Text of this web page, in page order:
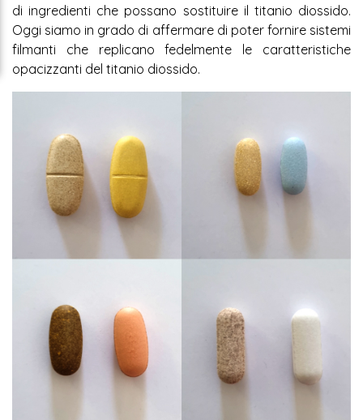
di ingredienti che possano sostituire il titanio diossido.
Oggi siamo in grado di affermare di poter fornire sistemi
filmanti che replicano fedelmente le caratteristiche
opacizzanti del titanio diossido.